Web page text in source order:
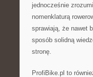
jednocześnie
nomenklaturą
sprawiają, że nawet
sposób solidną
stronę.
ProfiBike.pl to